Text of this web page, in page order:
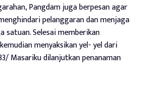
Pangdam juga berpesan agar
pelanggaran dan menjaga
satuan. Selesai memberikan
menyaksikan yel- yel dari
Masariku dilanjutkan penanaman